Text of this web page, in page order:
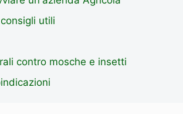
utili
contro mosche e insetti